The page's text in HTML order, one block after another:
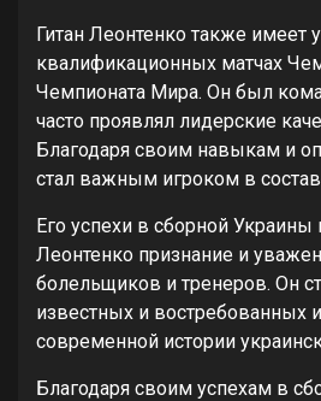
Гитан Леонтенко также имеет
квалификационных матчах
Чемпионата Мира. Он был
часто проявлял лидерские
Благодаря своим навыкам и
стал важным игроком в
Его успехи в сборной Украины
Леонтенко признание и
болельщиков и тренеров. Он
известных и востребованных
современной истории
Благодаря своим успехам в